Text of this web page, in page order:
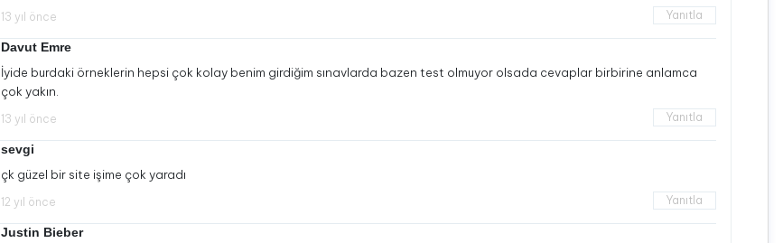
13 yıl önce Yanıtla
Davut Emre
İyide burdaki örneklerin hepsi çok kolay benim girdiğim sınavlarda bazen test olmuyor olsada cevaplar birbirine anlamca
çok yakın.
13 yıl önce Yanıtla
sevgi
çk güzel bir site işime çok yaradı
12 yıl önce Yanıtla
Justin Bieber